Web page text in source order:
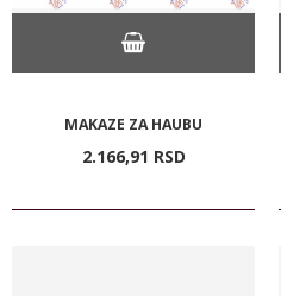
MAKAZE ZA HAUBU
2.166,91 RSD